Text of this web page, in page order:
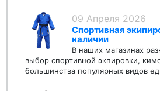
09 Апреля 2026
Спортивная
наличии
В наших магазинах
выбор спортивной экпировки,
большинства популярных видов